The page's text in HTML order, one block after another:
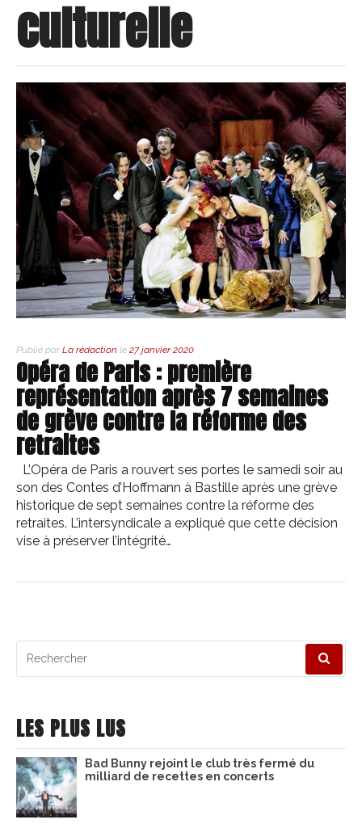
culturelle
Publié par La rédaction le 27 janvier 2020
Opéra de Paris : première
représentation après 7 semaines
de grève contre la réforme des
retraites
L’Opéra de Paris a rouvert ses portes le samedi soir au
son des Contes d’Hoffmann à Bastille après une grève
historique de sept semaines contre la réforme des
retraites. L’intersyndicale a expliqué que cette décision
vise à préserver l’intégrité…
pour
LES PLUS LUS
Bad Bunny rejoint le club très fermé du
milliard de recettes en concerts